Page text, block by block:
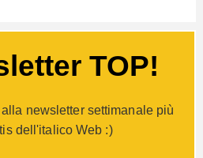
TOP!
newsletter settimanale più
dell'italico Web :)